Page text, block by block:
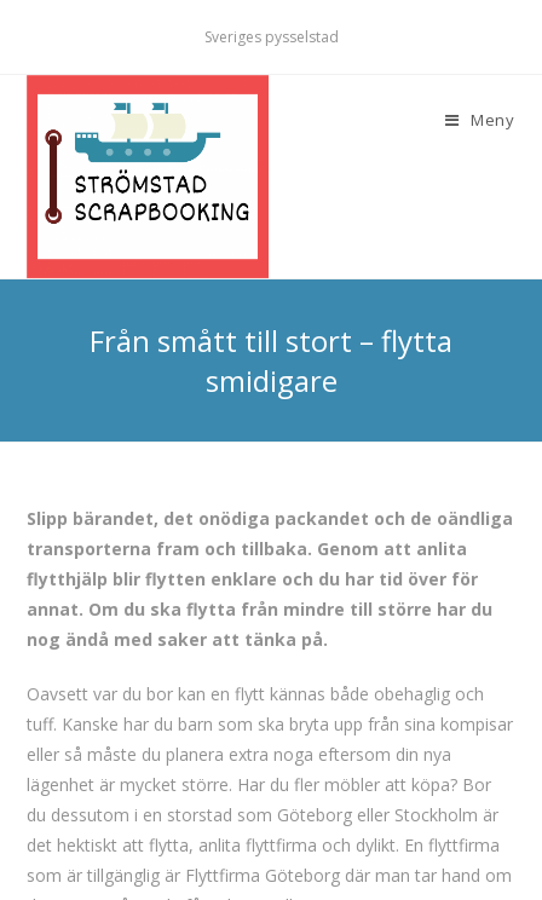
Sveriges pysselstad
Meny
Från smått till stort – flytta
smidigare
Slipp bärandet, det onödiga packandet och de oändliga
transporterna fram och tillbaka. Genom att anlita
flytthjälp blir flytten enklare och du har tid över för
annat. Om du ska flytta från mindre till större har du
nog ändå med saker att tänka på.
Oavsett var du bor kan en flytt kännas både obehaglig och
tuff. Kanske har du barn som ska bryta upp från sina kompisar
eller så måste du planera extra noga eftersom din nya
lägenhet är mycket större. Har du fler möbler att köpa? Bor
du dessutom i en storstad som Göteborg eller Stockholm är
det hektiskt att flytta, anlita flyttfirma och dylikt. En flyttfirma
som är tillgänglig är Flyttfirma Göteborg där man tar hand om